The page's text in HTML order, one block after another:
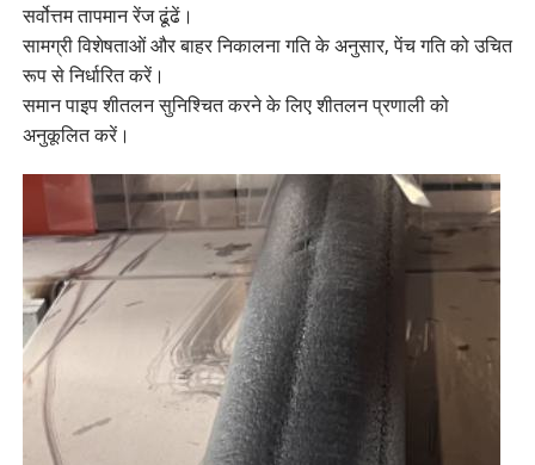
सर्वोत्तम तापमान रेंज ढूंढें।
सामग्री विशेषताओं और बाहर निकालना गति के अनुसार, पेंच गति को उचित
रूप से निर्धारित करें।
समान पाइप शीतलन सुनिश्चित करने के लिए शीतलन प्रणाली को
अनुकूलित करें।